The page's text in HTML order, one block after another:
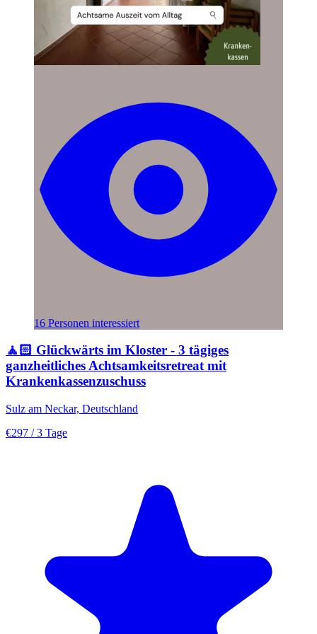
16 Personen interessiert
🧘🏻 Glückwärts im Kloster - 3 tägiges
ganzheitliches Achtsamkeitsretreat mit
Krankenkassenzuschuss
Sulz am Neckar, Deutschland
€297 / 3 Tage